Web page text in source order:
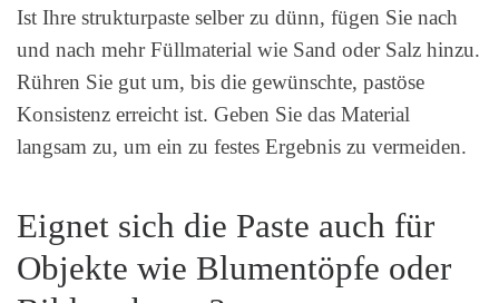
Ist Ihre strukturpaste selber zu dünn, fügen Sie nach
und nach mehr Füllmaterial wie Sand oder Salz hinzu.
Rühren Sie gut um, bis die gewünschte, pastöse
Konsistenz erreicht ist. Geben Sie das Material
langsam zu, um ein zu festes Ergebnis zu vermeiden.
Eignet sich die Paste auch für
Objekte wie Blumentöpfe oder